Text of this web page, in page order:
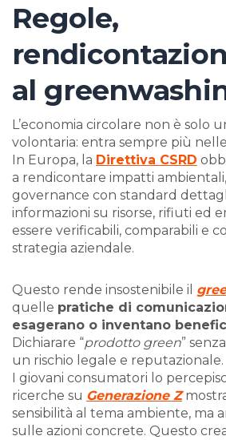
Regole,
al
L’economia circolare non è solo
volontaria: entra sempre più
In Europa, la Direttiva CSRD
a rendicontare impatti ambientali,
governance con standard
informazioni su risorse, rifiuti ed
essere verificabili, comparabili e
strategia aziendale.
Questo rende insostenibile il
quelle pratiche di
esagerano o inventano
Dichiarare “prodotto green”
un rischio legale e reputazionale.
I giovani consumatori lo
ricerche su Generazione Z
sensibilità al tema ambiente, ma
sulle azioni concrete. Questo